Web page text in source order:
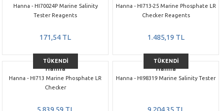
Hanna - HI70024P Marine Salinity
Tester Reagents
171,54 TL
Hanna - HI713-25 Marine Phosphate LR
Checker Reagents
1.485,19 TL
TÜKENDİ
Hanna
Hanna - HI713 Marine Phosphate LR
Checker
TÜKENDİ
Hanna
Hanna - HI98319 Marine Salinity Tester